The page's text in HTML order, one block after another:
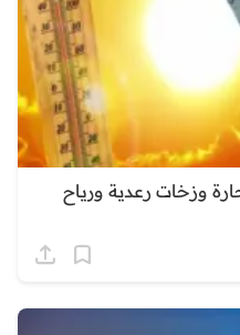
وزخات رعدية ورياح